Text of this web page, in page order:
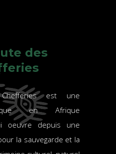
des
est une
en Afrique
oeuvre depuis une
la sauvegarde et la